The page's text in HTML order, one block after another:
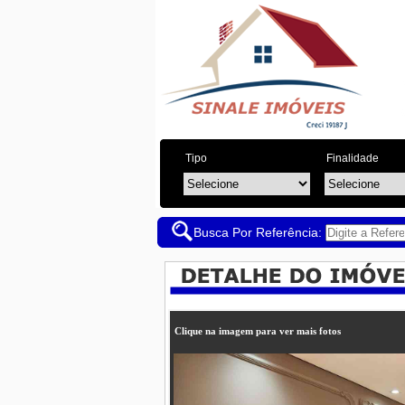
Tipo Finalidade
Busca Por Referência:
Clique na imagem para ver mais fotos